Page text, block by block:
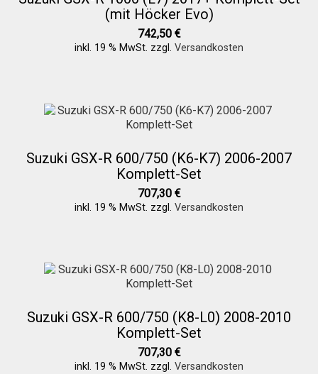
(mit Höcker Evo)
742,50 €
inkl. 19 % MwSt. zzgl. Versandkosten
Suzuki GSX-R 600/750 (K6-K7) 2006-2007
Komplett-Set
707,30 €
inkl. 19 % MwSt. zzgl. Versandkosten
Suzuki GSX-R 600/750 (K8-L0) 2008-2010
Komplett-Set
707,30 €
inkl. 19 % MwSt. zzgl. Versandkosten